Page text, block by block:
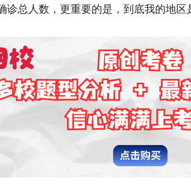
诊总人数，更重要的是，到底我的地区